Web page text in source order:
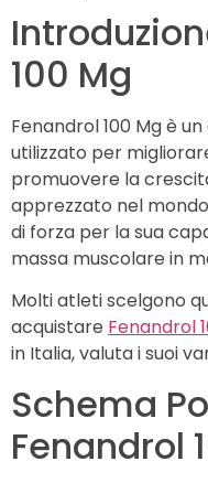
100 Mg
Fenandrol 100 Mg è
utilizzato per
promuovere la
apprezzato nel
di forza per la sua
massa muscolare in
Molti atleti scelgono
acquistare Fenandrol
in Italia, valuta i suoi
Schema
Fenandrol